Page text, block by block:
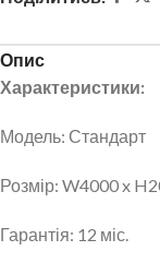
Опис
Характеристики:
Модель: Стандарт
Розмір: W4000 x
Гарантія: 12 міс.